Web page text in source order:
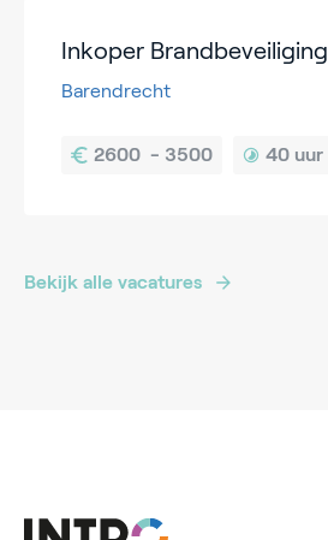
Inkoper Brandbeveiliging
Barendrecht
40 uur
Bekijk alle vacatures